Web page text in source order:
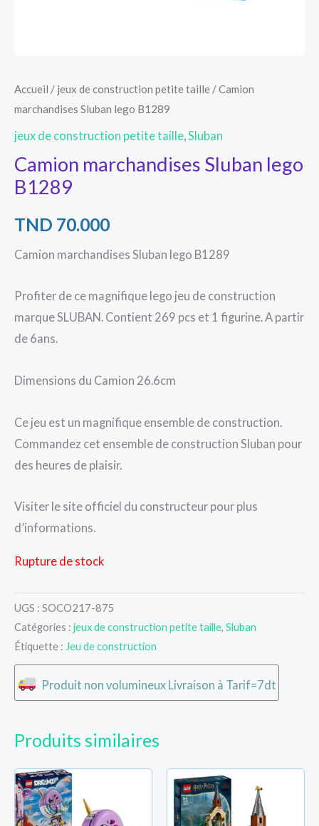
Accueil / jeux de construction petite taille / Camion
marchandises Sluban lego B1289
jeux de construction petite taille Sluban
Camion marchandises Sluban lego
B1289
TND 70.000
Camion marchandises Sluban lego B1289
Profiter de ce magnifique lego jeu de construction
marque SLUBAN. Contient 269 pcs et 1 figurine. A partir
de 6ans.
Dimensions du Camion 26.6cm
Ce jeu est un magnifique ensemble de construction.
Commandez cet ensemble de construction Sluban pour
des heures de plaisir.
Visiter le site officiel du constructeur pour plus
d’informations.
Rupture de stock
UGS : SOCO217-875
Catégories : jeux de construction petite taille, Sluban
Étiquette : Jeu de construction
Produit non volumineux Livraison à Tarif=7dt
Produits similaires